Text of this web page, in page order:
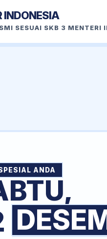
INDONESIA
SESUAI SKB 3 MENTERI
ANDA